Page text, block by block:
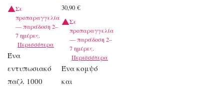
Σε
προπαραγγελία
— παράδοση 2–
7 ημέρες.
Περισσότερα
Ένα
εντυπωσιακό
παζλ 1000
30,90€
Σε
προπαραγγελία
— παράδοση 2–
7 ημέρες.
Περισσότερα
Ένα κομψό
και